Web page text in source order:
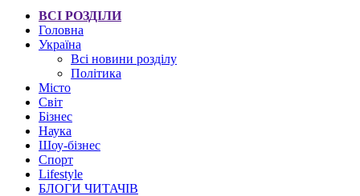
ВСІ РОЗДІЛИ
Головна
Україна
Всі новини розділу
Політика
Місто
Світ
Бізнес
Наука
Шоу-бізнес
Спорт
Lifestyle
БЛОГИ ЧИТАЧІВ